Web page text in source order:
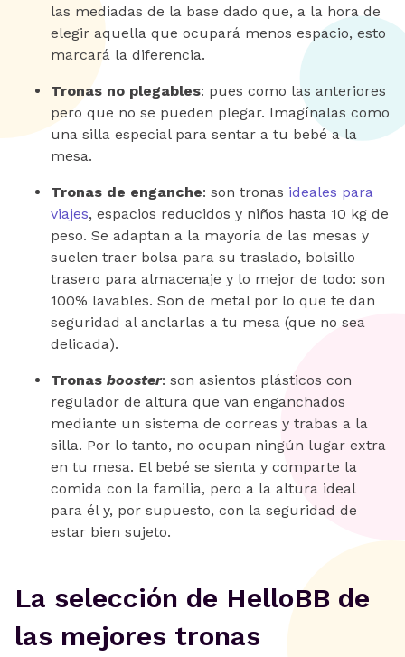
las mediadas de la base dado que, a la hora de
elegir aquella que ocupará menos espacio, esto
marcará la diferencia.
Tronas no plegables: pues como las anteriores
pero que no se pueden plegar. Imagínalas como
una silla especial para sentar a tu bebé a la
mesa.
Tronas de enganche: son tronas ideales para
viajes, espacios reducidos y niños hasta 10 kg de
peso. Se adaptan a la mayoría de las mesas y
suelen traer bolsa para su traslado, bolsillo
trasero para almacenaje y lo mejor de todo: son
100% lavables. Son de metal por lo que te dan
seguridad al anclarlas a tu mesa (que no sea
delicada).
Tronas booster: son asientos plásticos con
regulador de altura que van enganchados
mediante un sistema de correas y trabas a la
silla. Por lo tanto, no ocupan ningún lugar extra
en tu mesa. El bebé se sienta y comparte la
comida con la familia, pero a la altura ideal
para él y, por supuesto, con la seguridad de
estar bien sujeto.
La selección de HelloBB de
las mejores tronas